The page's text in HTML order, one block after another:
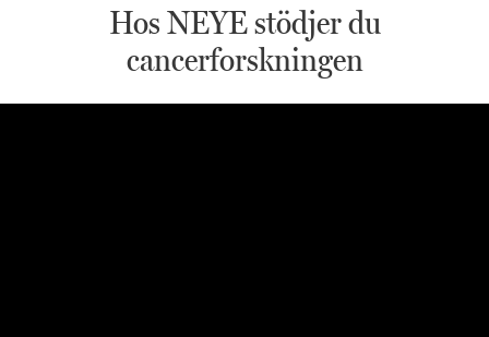
Hos NEYE stödjer du
cancerforskningen